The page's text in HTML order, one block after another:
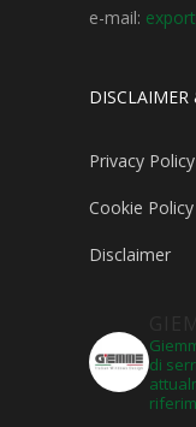
e-mail:
DISCLAIMER
Privacy Policy
Cookie Policy
Disclaimer
di